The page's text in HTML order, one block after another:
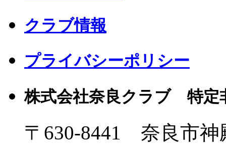
クラブ情報
プライバシーポリシー
株式会社奈良クラブ 特定
〒630-8441 奈良市